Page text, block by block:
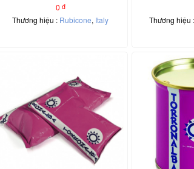
0 đ
Thương hiệu : Rubicone, Italy Thương hiệu :